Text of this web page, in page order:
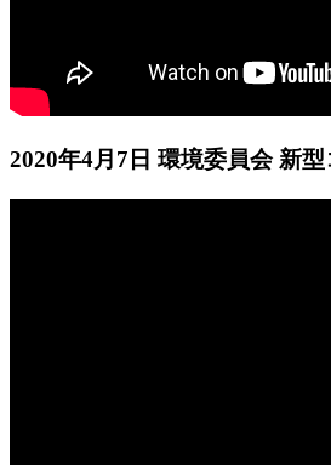
2020年4月7日 環境委員会 新